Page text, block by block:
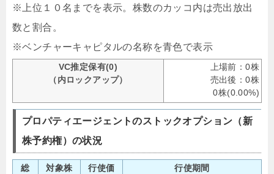
※上位１０名までを表示。株数のカッコ内は売出放出
数と割合。
※ベンチャーキャピタルの名称を青色で表示
VC推定保有(0)
（内ロックアップ）
上場前：0株
売出後：0株
0株(0.00%)
プロパティエージェントのストックオプション（新
株予約権）の状況
総
対象株
行使価
行使期間